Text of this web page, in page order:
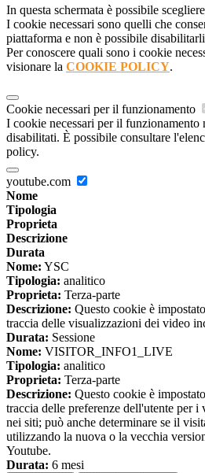
In questa schermata è possibile
I cookie necessari sono quelli che
piattaforma e non è possibile
Per conoscere quali sono i cookie
visionare la COOKIE POLICY.
Cookie necessari per il funzionamento
I cookie necessari per il funzionamento
disabilitati. È possibile consultare
policy.
youtube.com
Nome
Tipologia
Proprieta
Descrizione
Durata
Nome: YSC
Tipologia: analitico
Proprieta: Terza-parte
Descrizione: Questo cookie è
traccia delle visualizzazioni dei video
Durata: Sessione
Nome: VISITOR_INFO1_LIVE
Tipologia: analitico
Proprieta: Terza-parte
Descrizione: Questo cookie è
traccia delle preferenze dell'utente per
nei siti; può anche determinare se il
utilizzando la nuova o la vecchia
Youtube.
Durata: 6 mesi